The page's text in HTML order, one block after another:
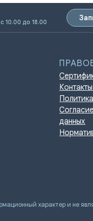
10.00 до 18.00
ПРАВОВАЯ
Политика
Согласие на обработку
Нормативно-правовые акты
характер и не